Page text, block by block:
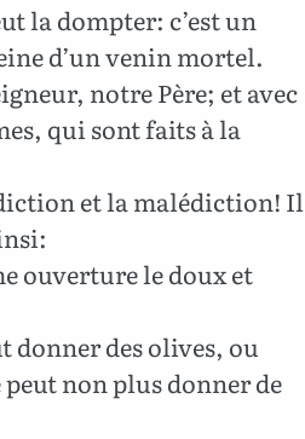
la dompter: c’est un
d’un venin mortel.
notre Père; et avec
qui sont faits à la
et la malédiction! Il
ouverture le doux et
donner des olives, ou
peut non plus donner de